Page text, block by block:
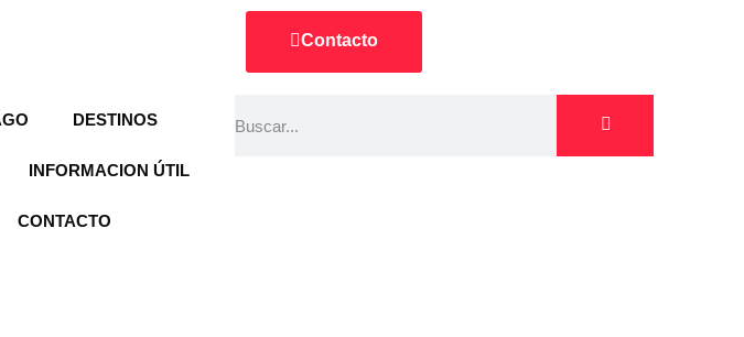
Contacto
DESTINOS
INFORMACION ÚTIL
CONTACTO